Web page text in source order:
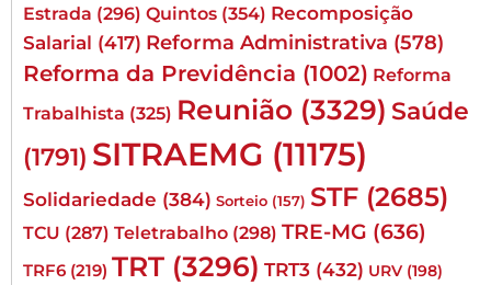
Estrada (296) Quintos (354) Recomposição
Salarial (417) Reforma Administrativa (578)
Reforma da Previdência (1002) Reforma
Trabalhista (325) Reunião (3329) Saúde
(1791) SITRAEMG (11175)
Solidariedade (384) Sorteio (157) STF (2685)
TCU (287) Teletrabalho (298) TRE-MG (636)
TRF6 (219) TRT (3296) TRT3 (432) URV (198)